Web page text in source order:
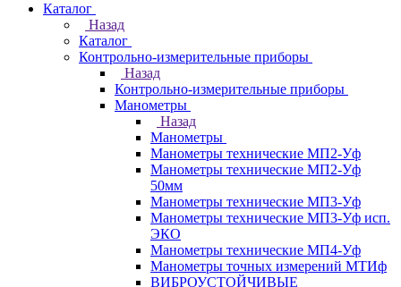
Каталог
Назад
Каталог
Контрольно-измерительные приборы
Назад
Контрольно-измерительные приборы
Манометры
Назад
Манометры
Манометры технические МП2-Уф
Манометры технические МП2-Уф
50мм
Манометры технические МП3-Уф
Манометры технические МП3-Уф исп.
ЭКО
Манометры технические МП4-Уф
Манометры точных измерений МТИф
ВИБРОУСТОЙЧИВЫЕ